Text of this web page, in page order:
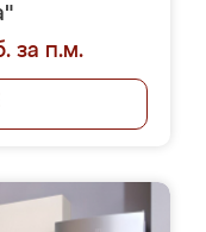
за п.м.